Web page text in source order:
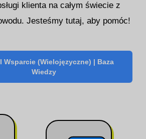
klienta na całym świecie z
Jesteśmy tutaj, aby pomóc!
Wsparcie (wielojęzyczne) | Baza
Wiedzy
ไทย
Türkçe
Tiếng Việt
हिन्दी